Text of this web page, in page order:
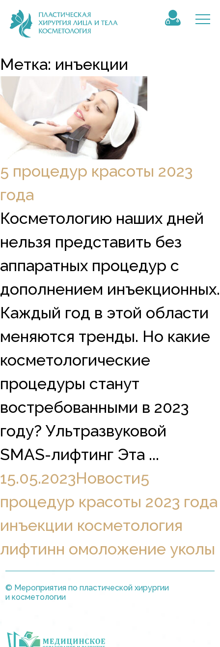
Метка: инъекции
5 процедур красоты 2023
года
Косметологию наших дней
нельзя представить без
аппаратных процедур с
дополнением инъекционных.
Каждый год в этой области
меняются тренды. Но какие
косметологические
процедуры станут
востребованными в 2023
году? Ультразвуковой
SMAS-лифтинг Эта ...
15.05.2023Новости5
процедур красоты 2023 года
инъекции косметология
лифтинн омоложение уколы
© Мероприятия по пластической хирургии
и косметологии